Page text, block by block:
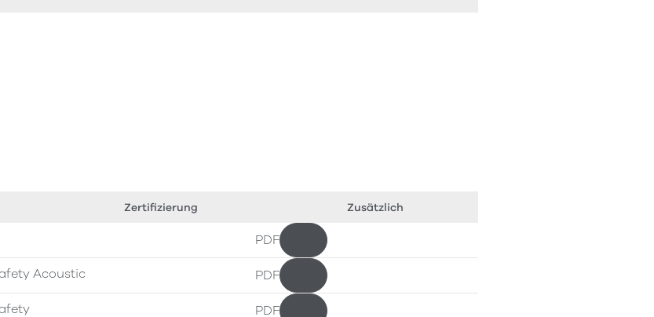
Zertifizierung Zusätzlich
PDF Herunterladen
Acoustic PDF Herunterladen
PDF